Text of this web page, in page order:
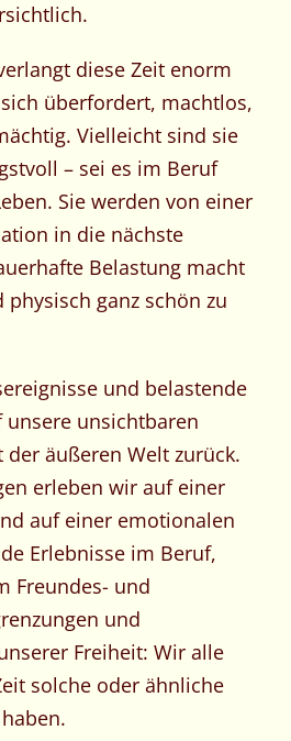
diese Zeit enorm
überfordert, machtlos,
Vielleicht sind sie
– sei es im Beruf
Sie werden von einer
in die nächste
Belastung macht
ganz schön zu
und belastende
unsere unsichtbaren
äußeren Welt zurück.
erleben wir auf einer
auf einer emotionalen
Erlebnisse im Beruf,
Freundes- und
und
Freiheit: Wir alle
solche oder ähnliche